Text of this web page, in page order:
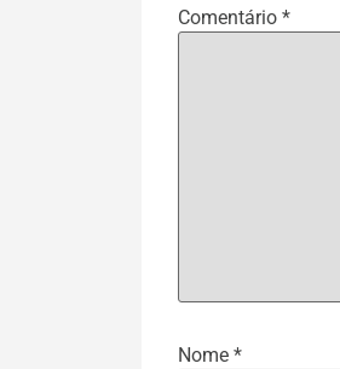
Comentário *
Nome *